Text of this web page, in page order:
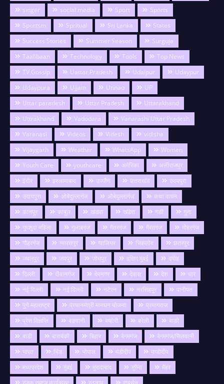
singer
social media Sport
Sports
Sportsm
Spritual Sri Lanka
States
Success Stories
Summer Season
Surguja
Taalibaan
Technology Tools
Top News
TV Gossip
Uattar Pradesh Udaipur
Udaypur
Udaypura
Ujjain Unnao
UP
Uttar paradesh
Uttar Pradesh
Uttarakhand
Uttrakhand
Vadodara
Vanarashi Uttar Pradesh
Varanasi
Videos Videsh
vidisha
Vijaygarh
Weather WhatsApp
Women
Youth Care
youthcare अमेरिका
अलीराजपुर
इंदौर
इस्लामाबाद उज्जैन उत्तराखंड
उदयपुरा
उदायपुरा
ओबेदुल्लागंज औबेदुल्लागंज
कथा वाचन
कानपुर
काबुल खंडवा खंडेरा गङी
गुना
गुमशुदा महिला
गुलाबगंज गैतरगंज गैरतगंज
गोहरगंज
गौहरगंज
ग्यारसपुर ग्वालियर चिकलोद
छतरपुर
जबलपुर
जयपुर जोधपुर दक्षिण मुंबई
दमोह
दिल्ली
दीवानगंज देवनगर देवास देश
धार
नई दिल्ली
नई दिल्ली नटेरन नरसिंहपुर
पानीपत
पुणे महाराष्ट्र
प्रधानमंत्री मानधन योजना
प्रयागराज
प्रेस विज्ञप्ति
बङवानी बम्होरी बरेली
बाङी
बाडी
बाराबंकी बिहार बेगमगंज
बेगमगंज/सिलवानी
भारत
भिंड भोपाल मंडीदीप
मण्डीदीप
मध्यप्रदेश
मुंबई मुरादाबाद मुरैना
मैहर